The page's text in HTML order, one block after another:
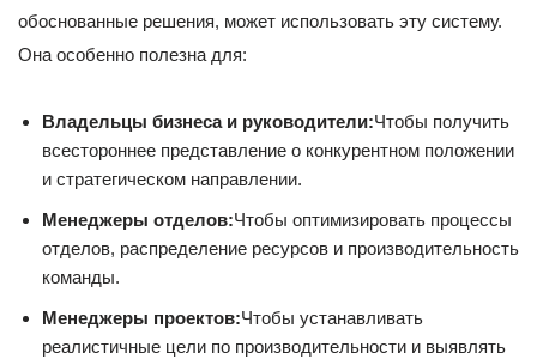
обоснованные решения, может использовать эту систему.
Она особенно полезна для:
Владельцы бизнеса и руководители:Чтобы получить
всестороннее представление о конкурентном положении
и стратегическом направлении.
Менеджеры отделов:Чтобы оптимизировать процессы
отделов, распределение ресурсов и производительность
команды.
Менеджеры проектов:Чтобы устанавливать
реалистичные цели по производительности и выявлять